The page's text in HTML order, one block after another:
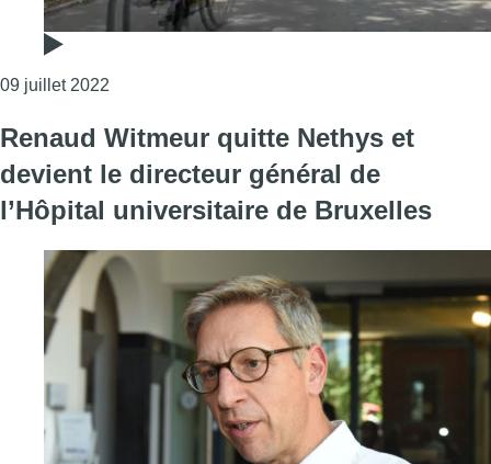
09 juillet 2022
Renaud Witmeur quitte Nethys et
devient le directeur général de
l’Hôpital universitaire de Bruxelles